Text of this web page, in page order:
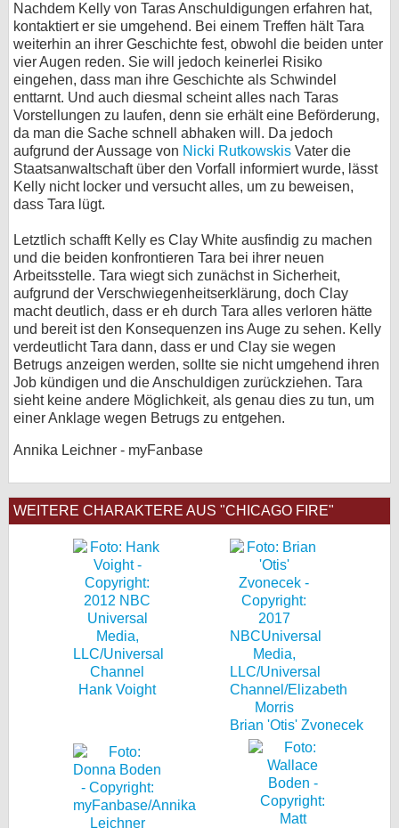
Nachdem Kelly von Taras Anschuldigungen erfahren hat,
kontaktiert er sie umgehend. Bei einem Treffen hält Tara
weiterhin an ihrer Geschichte fest, obwohl die beiden unter
vier Augen reden. Sie will jedoch keinerlei Risiko
eingehen, dass man ihre Geschichte als Schwindel
enttarnt. Und auch diesmal scheint alles nach Taras
Vorstellungen zu laufen, denn sie erhält eine Beförderung,
da man die Sache schnell abhaken will. Da jedoch
aufgrund der Aussage von Nicki Rutkowskis Vater die
Staatsanwaltschaft über den Vorfall informiert wurde, lässt
Kelly nicht locker und versucht alles, um zu beweisen,
dass Tara lügt.
Letztlich schafft Kelly es Clay White ausfindig zu machen
und die beiden konfrontieren Tara bei ihrer neuen
Arbeitsstelle. Tara wiegt sich zunächst in Sicherheit,
aufgrund der Verschwiegenheitserklärung, doch Clay
macht deutlich, dass er eh durch Tara alles verloren hätte
und bereit ist den Konsequenzen ins Auge zu sehen. Kelly
verdeutlicht Tara dann, dass er und Clay sie wegen
Betrugs anzeigen werden, sollte sie nicht umgehend ihren
Job kündigen und die Anschuldigen zurückziehen. Tara
sieht keine andere Möglichkeit, als genau dies zu tun, um
einer Anklage wegen Betrugs zu entgehen.
Annika Leichner - myFanbase
WEITERE CHARAKTERE AUS "CHICAGO FIRE"
Hank Voight
Brian 'Otis' Zvonecek